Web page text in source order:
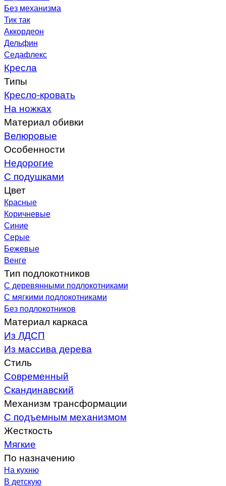
Без механизма
Тик так
Аккордеон
Дельфин
Седафлекс
Кресла
Типы
Кресло-кровать
На ножках
Материал обивки
Велюровые
Особенности
Недорогие
С подушками
Цвет
Красные
Коричневые
Синие
Серые
Бежевые
Венге
Тип подлокотников
С деревянными подлокотниками
С мягкими подлокотниками
Без подлокотников
Материал каркаса
Из ЛДСП
Из массива дерева
Стиль
Современный
Скандинавский
Механизм трансформации
С подъемным механизмом
Жесткость
Мягкие
По назначению
На кухню
В детскую